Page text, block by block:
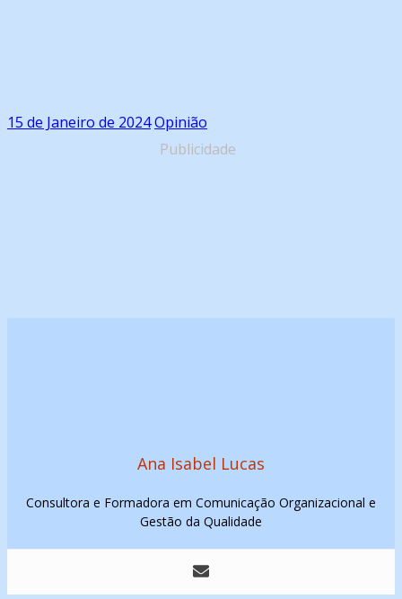
15 de Janeiro de 2024Opinião
Publicidade
Ana Isabel Lucas
Consultora e Formadora em Comunicação Organizacional e
Gestão da Qualidade